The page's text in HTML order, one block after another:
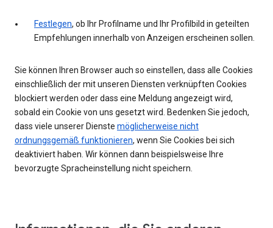
Festlegen, ob Ihr Profilname und Ihr Profilbild in geteilten
Empfehlungen innerhalb von Anzeigen erscheinen sollen.
Sie können Ihren Browser auch so einstellen, dass alle Cookies
einschließlich der mit unseren Diensten verknüpften Cookies
blockiert werden oder dass eine Meldung angezeigt wird,
sobald ein Cookie von uns gesetzt wird. Bedenken Sie jedoch,
dass viele unserer Dienste möglicherweise nicht
ordnungsgemäß funktionieren, wenn Sie Cookies bei sich
deaktiviert haben. Wir können dann beispielsweise Ihre
bevorzugte Spracheinstellung nicht speichern.